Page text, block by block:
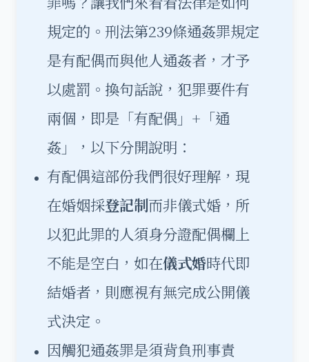
規定的。刑法第239條通姦罪規定
是有配偶而與他人通姦者，才予
以處罰。換句話說，犯罪要件有
兩個，即是「有配偶」+「通
姦」，以下分開說明：
有配偶這部份我們很好理解，現
在婚姻採登記制而非儀式婚，所
以犯此罪的人須身分證配偶欄上
不能是空白，如在儀式婚時代即
結婚者，則應視有無完成公開儀
式決定。
因觸犯通姦罪是須背負刑事責